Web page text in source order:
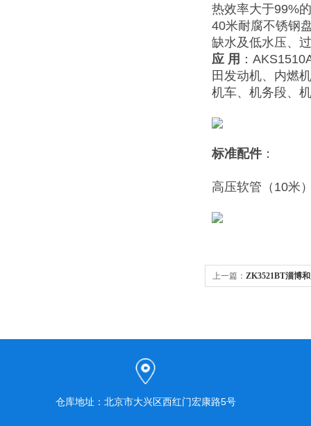
热效率大于99%
40米耐腐不锈钢
缺水及低水压、
应 用 ：
田发动机、内燃
机车、机务段、
标准配件：
高压软管（
上一篇： ZK3521BT淄博
仓库地址：北京市大兴区西红门宏康路5号